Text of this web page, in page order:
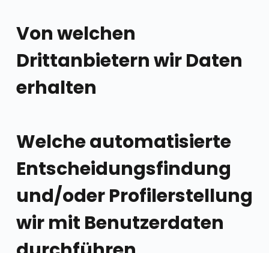
Von welchen
Drittanbietern wir Daten
erhalten
Welche automatisierte
Entscheidungsfindung
und/oder Profilerstellung
wir mit Benutzerdaten